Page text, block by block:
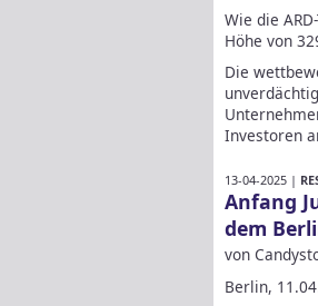
Wie die
Höhe von
Die
Investoren
13-04-2025 |
Anfang
dem
von
Berlin,